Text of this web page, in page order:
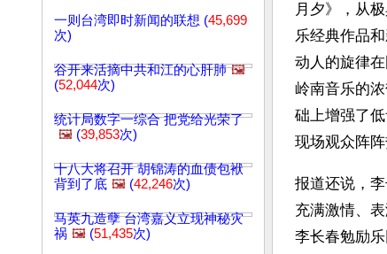
一则台湾即时新闻的联想 (45,699
次)
谷开来活摘中共和江的心肝肺 🖼️
(52,044次)
统计局数字一综合 把党给光荣了
🖼️ (39,853次)
十八大将召开 胡锦涛的血债包袱
背到了底 🖼️ (42,246次)
马英九造孽 台湾嘉义立现神秘灾
祸 🖼️ (51,435次)
月夕》，从
乐经典作品
动人的旋律
岭南音乐的
础上增强了
现场观众阵阵
报道还说，
充满激情、
李长春勉励